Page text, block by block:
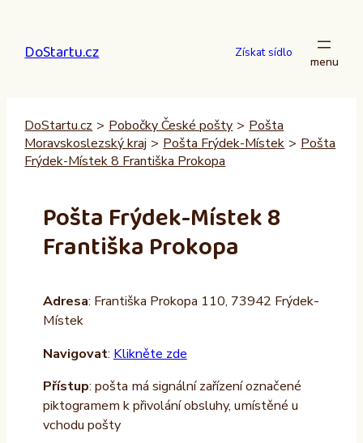
obsah
DoStartu.cz Získat sídlo
DoStartu.cz > Pobočky České pošty > Pošta
Moravskoslezský kraj > Pošta Frýdek-Místek > Pošta
Frýdek-Místek 8 Františka Prokopa
Pošta Frýdek-Místek 8
Františka Prokopa
Adresa: Františka Prokopa 110, 73942 Frýdek-
Místek
Navigovat: Klikněte zde
Přístup: pošta má signální zařízení označené
piktogramem k přivolání obsluhy, umístěné u
vchodu pošty